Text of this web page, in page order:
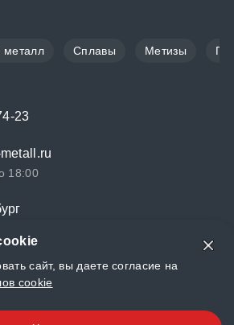
металл Сплавы Метизы
23
18:00
и комплексное продвижение
сайт, вы даете согласие на
cookie